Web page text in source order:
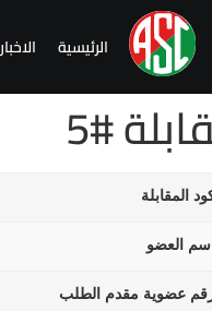
الرئيسية الاخبار
#5
المقابلة
اسم العضو
عضوية مقدم الطلب